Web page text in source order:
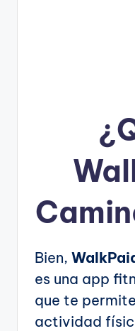
Bien,
es una app
que te
actividad